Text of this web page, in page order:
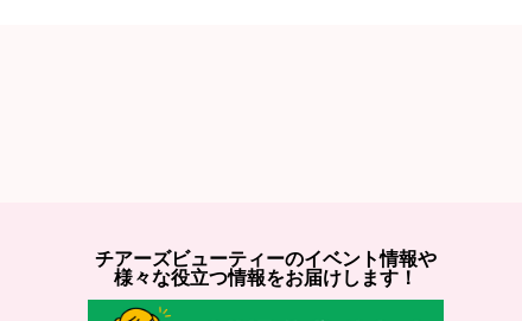
チアーズビューティーのイベント情報や
様々な役立つ情報をお届けします！